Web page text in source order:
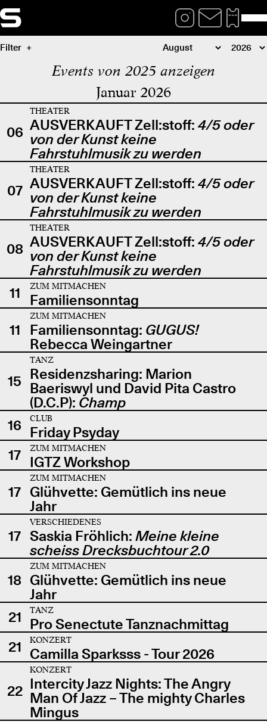
Filter
Events von 2025 anzeigen
Januar 2026
06
THEATER
AUSVERKAUFT Zell:stoff: 4/5 oder
von der Kunst keine
Fahrstuhlmusik zu werden
07
THEATER
AUSVERKAUFT Zell:stoff: 4/5 oder
von der Kunst keine
Fahrstuhlmusik zu werden
08
THEATER
AUSVERKAUFT Zell:stoff: 4/5 oder
von der Kunst keine
Fahrstuhlmusik zu werden
11
ZUM MITMACHEN
Familiensonntag
11
ZUM MITMACHEN
Familiensonntag: GUGUS!
Rebecca Weingartner
15
TANZ
Residenzsharing: Marion
Baeriswyl und David Pita Castro
(D.C.P): Champ
16
CLUB
Friday Psyday
17
ZUM MITMACHEN
IGTZ Workshop
17
ZUM MITMACHEN
Glühvette: Gemütlich ins neue
Jahr
17
VERSCHIEDENES
Saskia Fröhlich: Meine kleine
scheiss Drecksbuchtour 2.0
18
ZUM MITMACHEN
Glühvette: Gemütlich ins neue
Jahr
21
TANZ
Pro Senectute Tanznachmittag
21
KONZERT
Camilla Sparksss - Tour 2026
22
KONZERT
Intercity Jazz Nights: The Angry
Man Of Jazz – The mighty Charles
Mingus